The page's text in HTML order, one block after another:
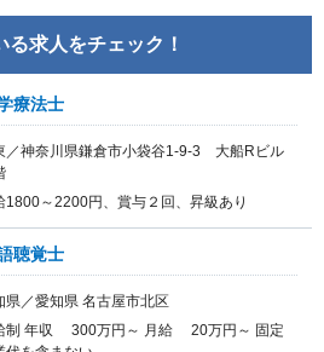
求人をチェック！
療法士
／神奈川県鎌倉市小袋谷1-9-3 大船Rビル
1800～2200円、賞与２回、昇級あり
聴覚士
県／愛知県 名古屋市北区
制 年収 300万円～ 月給 20万円～ 固定